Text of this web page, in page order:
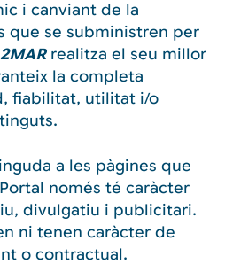
i canviant de la
que se subministren per
2MAR realitza el seu millor
la completa
fiabilitat, utilitat i/o
a les pàgines que
només té caràcter
divulgatiu i publicitari.
ni tenen caràcter de
o contractual.